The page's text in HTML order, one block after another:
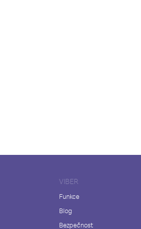
VIBER
Funkce
Blog
Bezpečnost